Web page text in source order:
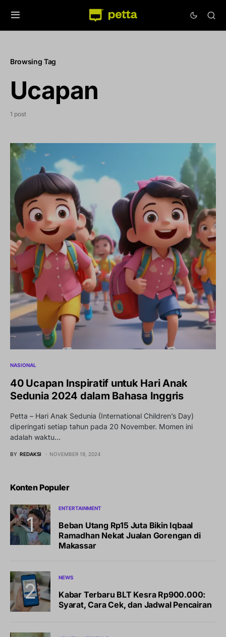
Browsing Tag
Ucapan
1 post
NASIONAL
40 Ucapan Inspiratif untuk Hari Anak
Sedunia 2024 dalam Bahasa Inggris
Petta – Hari Anak Sedunia (International Children’s Day)
diperingati setiap tahun pada 20 November. Momen ini
adalah waktu…
BY REDAKSI NOVEMBER 19, 2024
Konten Populer
ENTERTAINMENT
Beban Utang Rp15 Juta Bikin Iqbaal
Ramadhan Nekat Jualan Gorengan di
Makassar
NEWS
Kabar Terbaru BLT Kesra Rp900.000:
Syarat, Cara Cek, dan Jadwal Pencairan